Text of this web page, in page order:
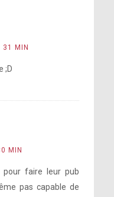
MIN
;D
MIN
pour faire leur pub
pas capable de